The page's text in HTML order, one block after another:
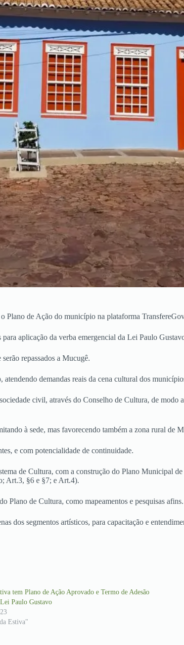
Plano de Ação do município na plataforma
aplicação da verba emergencial da Lei Paulo
repassados a Mucugê.
demandas reais da cena cultural dos
civil, através do Conselho de Cultura, de modo
à sede, mas favorecendo também a zona rural de
e com potencialidade de continuidade.
de Cultura, com a construção do Plano Municipal
Art.3, §6 e §7; e Art.4).
Plano de Cultura, como mapeamentos e pesquisas afins.
dos segmentos artísticos, para capacitação e
tem Plano de Ação Aprovado e Termo de Adesão
Paulo Gustavo
Estiva"